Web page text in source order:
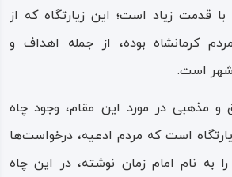
می‌کنند.
دست همان
بر سر چاه،
تعبیه
طول زمان
برای زیارت
با قدمت زیاد است؛ این زیارتگاه که از
کرمانشاه بوده، از جمله اهداف و
شهر است.
و مذهبی در مورد این مقام، وجود چاه
است که مردم ادعیه، درخواست‌ها
به نام امام زمان نوشته، در این چاه